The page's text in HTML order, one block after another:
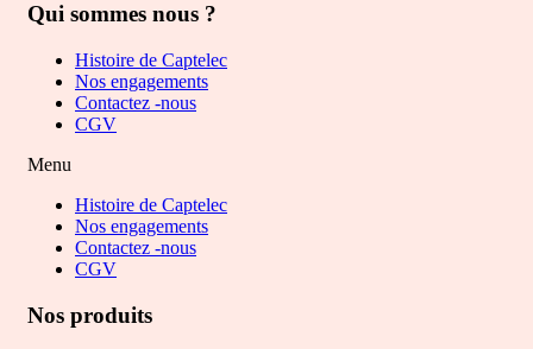
Qui sommes nous ?
Histoire de Captelec
Nos engagements
Contactez -nous
CGV
Menu
Histoire de Captelec
Nos engagements
Contactez -nous
CGV
Nos produits